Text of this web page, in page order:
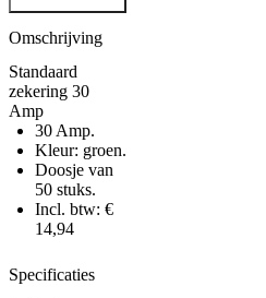
Amp
aantal
Omschrijving
Standaard
zekering 30
Amp
30 Amp.
Kleur: groen.
Doosje van
50 stuks.
Incl. btw: €
14,94
Specificaties